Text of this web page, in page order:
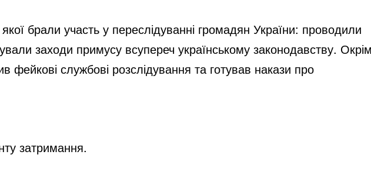
якої брали участь у переслідуванні громадян України: проводили
заходи примусу всупереч українському законодавству.
службові розслідування та готував накази про
затримання.